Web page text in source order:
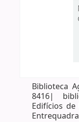
Biblioteca
8416|
Edifícios de